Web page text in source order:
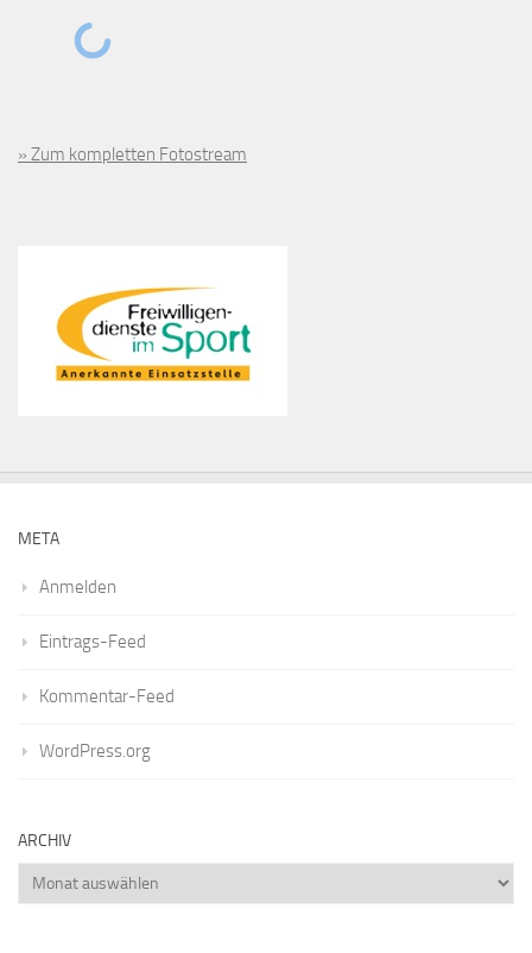
» Zum kompletten Fotostream
META
Anmelden
Eintrags-Feed
Kommentar-Feed
WordPress.org
ARCHIV
Archiv